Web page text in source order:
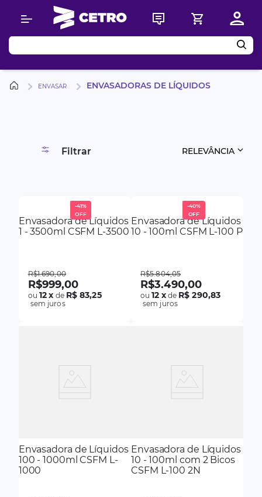
Buscar
ENVASAR ENVASADORAS DE LÍQUIDOS
Filtrar RELEVÂNCIA
-41%
Envasadora de Líquidos
1 - 3500ml CSFM L-3500
R$1.690,00
R$999,00
ou12x de R$ 83,25
sem juros
-40%
Envasadora de Líquidos
10 - 100ml CSFM L-100 P
R$5.804,05
R$3.490,00
ou12 xde R$ 290,83
sem juros
Envasadora de Líquidos
100 - 1000ml CSFM L-
1000
Envasadora de Líquidos
10 - 100ml com 2 Bicos
CSFM L-100 2N